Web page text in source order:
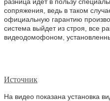
сопряжения, ведь в таком
официальную гарантию
система выйдет из строя, все
видеодомофоном,
Источник
На видео показана установка